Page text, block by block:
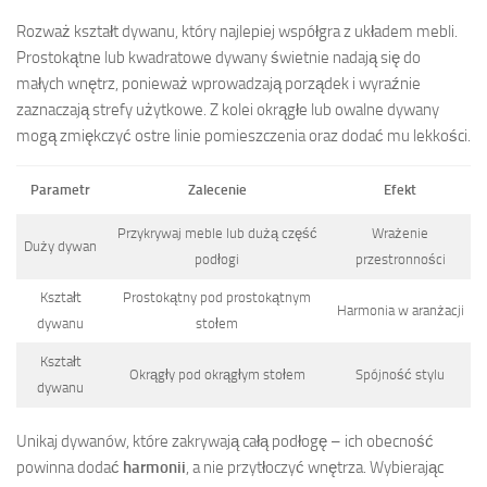
Rozważ kształt dywanu, który najlepiej współgra z układem mebli.
Prostokątne lub kwadratowe dywany świetnie nadają się do
małych wnętrz, ponieważ wprowadzają porządek i wyraźnie
zaznaczają strefy użytkowe. Z kolei okrągłe lub owalne dywany
mogą zmiękczyć ostre linie pomieszczenia oraz dodać mu lekkości.
Parametr Zalecenie Efekt
Duży dywan
Przykrywaj meble lub dużą część
podłogi
Wrażenie
przestronności
Kształt
dywanu
Prostokątny pod prostokątnym
stołem
Harmonia w aranżacji
Kształt
dywanu
Okrągły pod okrągłym stołem Spójność stylu
Unikaj dywanów, które zakrywają całą podłogę – ich obecność
powinna dodać harmonii, a nie przytłoczyć wnętrza. Wybierając